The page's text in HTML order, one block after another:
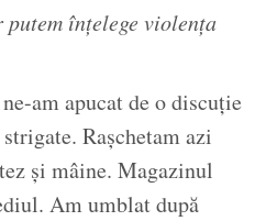
înțelege violența
am apucat de o discuție
Rașchetam azi
și mâine. Magazinul
Am umblat după